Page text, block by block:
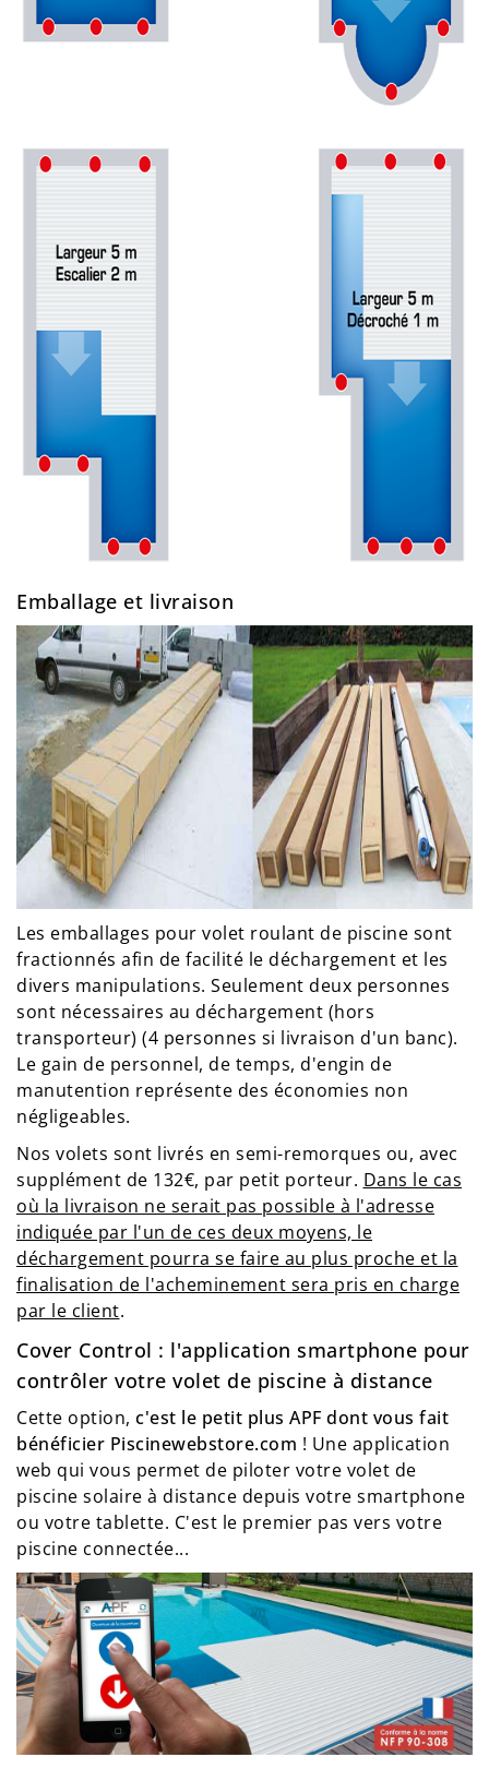
Emballage et livraison
Les emballages pour volet roulant de piscine sont
fractionnés afin de facilité le déchargement et les
divers manipulations. Seulement deux personnes
sont nécessaires au déchargement (hors
transporteur) (4 personnes si livraison d'un banc).
Le gain de personnel, de temps, d'engin de
manutention représente des économies non
négligeables.
Nos volets sont livrés en semi-remorques ou, avec
supplément de 132€, par petit porteur. Dans le cas
où la livraison ne serait pas possible à l'adresse
indiquée par l'un de ces deux moyens, le
déchargement pourra se faire au plus proche et la
finalisation de l'acheminement sera pris en charge
par le client.
Cover Control : l'application smartphone pour
contrôler votre volet de piscine à distance
Cette option, c'est le petit plus APF dont vous fait
bénéficier Piscinewebstore.com ! Une application
web qui vous permet de piloter votre volet de
piscine solaire à distance depuis votre smartphone
ou votre tablette. C'est le premier pas vers votre
piscine connectée...